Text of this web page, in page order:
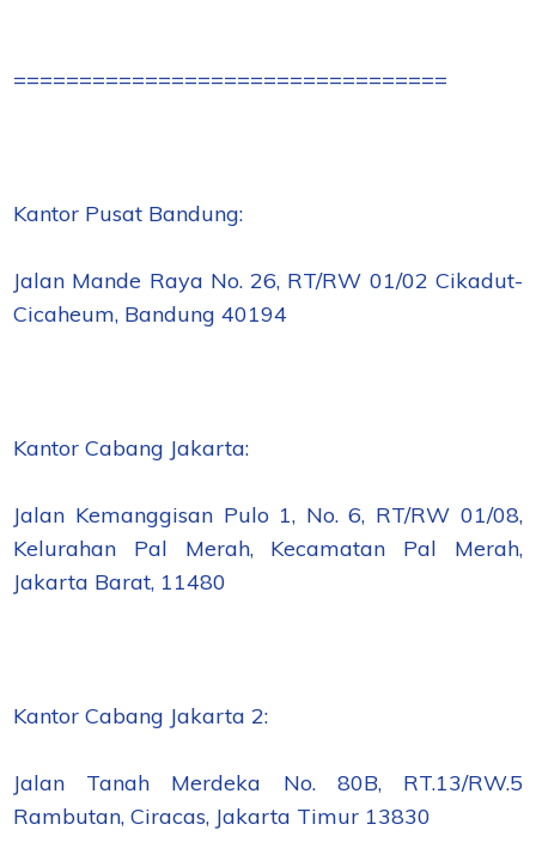
=================================
Kantor Pusat Bandung:
Jalan Mande Raya No. 26, RT/RW 01/02 Cikadut-
Cicaheum, Bandung 40194
Kantor Cabang Jakarta:
Jalan Kemanggisan Pulo 1, No. 6, RT/RW 01/08,
Kelurahan Pal Merah, Kecamatan Pal Merah,
Jakarta Barat, 11480
Kantor Cabang Jakarta 2:
Jalan Tanah Merdeka No. 80B, RT.13/RW.5
Rambutan, Ciracas, Jakarta Timur 13830